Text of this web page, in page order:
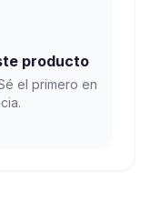
producto
el primero en